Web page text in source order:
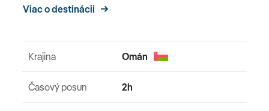
Viac o destinácii
Krajina Omán
Časový posun 2h